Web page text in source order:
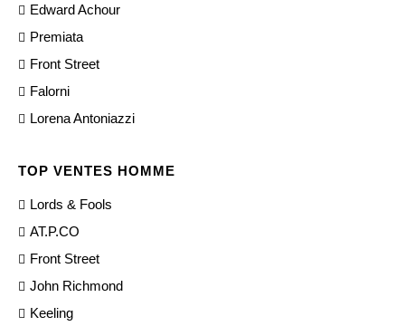
Edward Achour
Premiata
Front Street
Falorni
Lorena Antoniazzi
TOP VENTES HOMME
Lords & Fools
AT.P.CO
Front Street
John Richmond
Keeling